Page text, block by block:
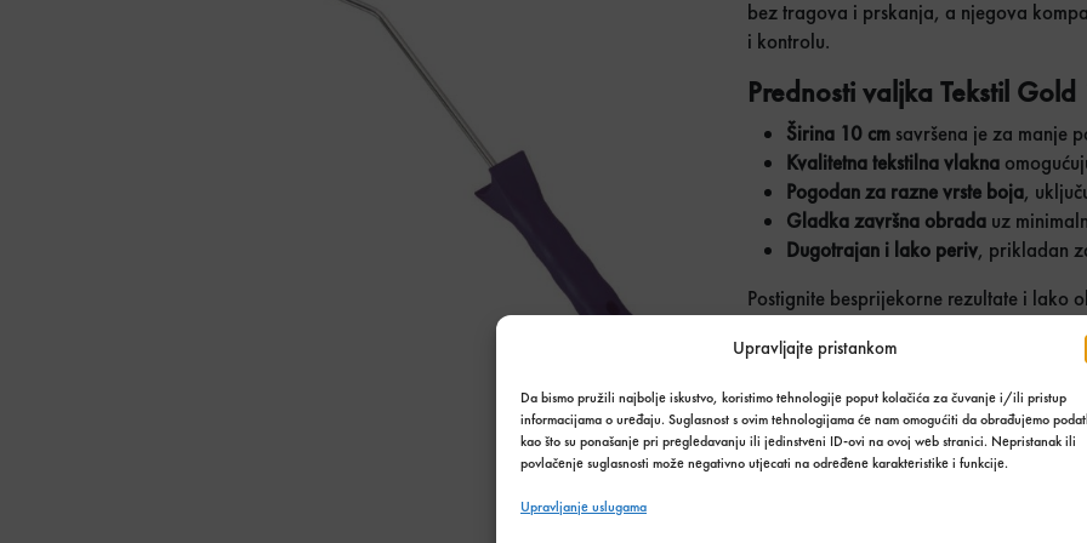
Upravljajte pristankom
Da bismo pružili najbolje iskustvo, koristimo tehnologije poput kolačića za čuvanje i/ili pristup
informacijama o uređaju. Suglasnost s ovim tehnologijama će nam omogućiti da obrađujemo
kao što su ponašanje pri pregledavanju ili jedinstveni ID-ovi na ovoj web stranici. Nepristanak ili
povlačenje suglasnosti može negativno utjecati na određene karakteristike i funkcije.
Upravljanje uslugama
bez tragova i prskanja, a njegova
i kontrolu.
Prednosti valjka Tekstil Gold
Širina 10 cm savršena je za manje
Kvalitetna tekstilna vlakna
Pogodan za razne vrste boja,
Gladka završna obrada uz
Dugotrajan i lako periv, prikladan
Postignite besprijekorne rezultate i lako
Držalo +